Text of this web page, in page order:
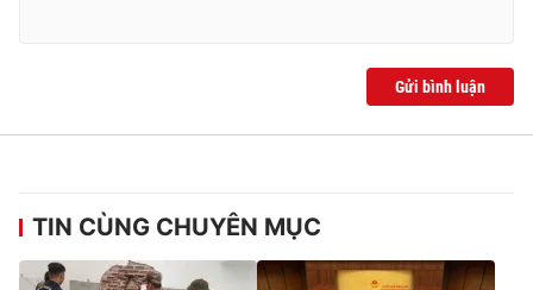
Gửi bình luận
TIN CÙNG CHUYÊN MỤC